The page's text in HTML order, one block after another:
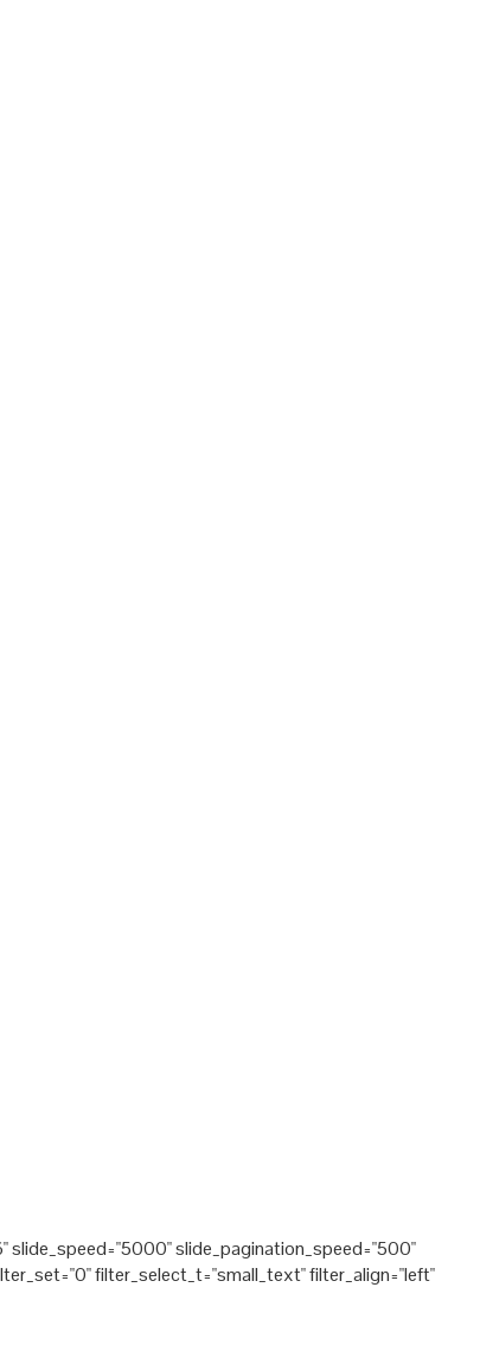
slide_speed="5000" slide_pagination_speed="500"
filter_select_t="small_text" filter_align="left"